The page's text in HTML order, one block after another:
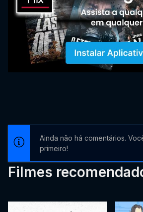
Ainda não há comentários.
primeiro!
Filmes